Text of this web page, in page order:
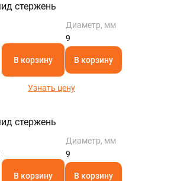
стержень
Диаметр, мм
9
В корзину В корзину
Узнать цену
стержень
Диаметр, мм
9
В корзину В корзину